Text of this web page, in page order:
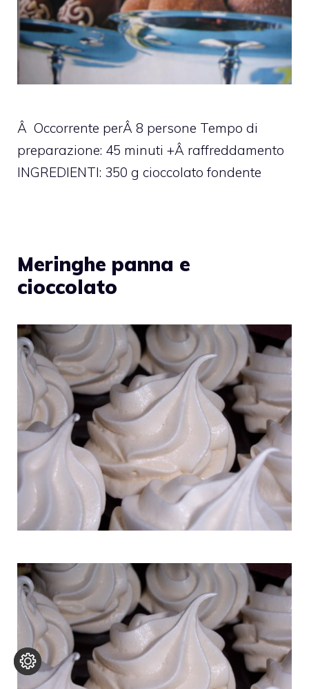
Â Occorrente perÂ 8 persone Tempo di
preparazione: 45 minuti +Â raffreddamento
INGREDIENTI: 350 g cioccolato fondente
Meringhe panna e
cioccolato